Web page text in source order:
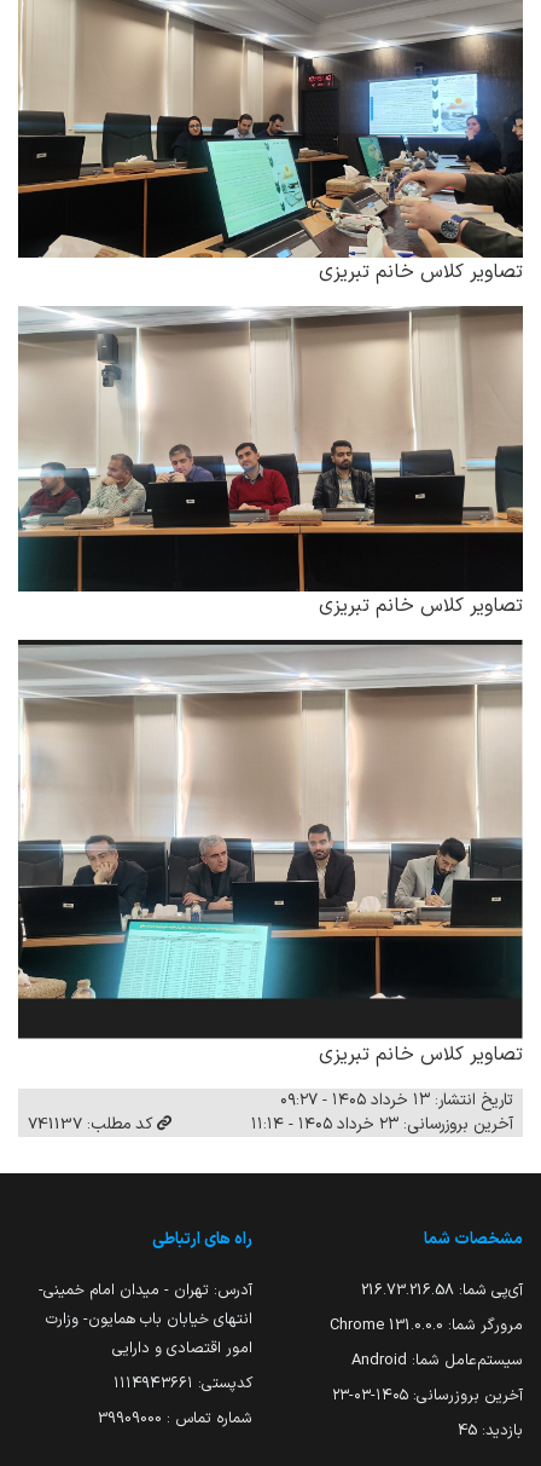
تصاویر کلاس خانم تبریزی
تصاویر کلاس خانم تبریزی
تصاویر کلاس خانم تبریزی
تاریخ انتشار: ۱۳ خرداد ۱۴۰۵ - ۰۹:۲۷
آخرین بروزرسانی: ۲۳ خرداد ۱۴۰۵ - ۱۱:۱۴
کد مطلب: 741137
مشخصات شما
آی‌پی شما: 216.73.216.58
مرورگر شما: 131.0.0.0 Chrome
سیستم‌عامل شما: Android
آخرین بروزرسانی: ۱۴۰۵-۰۳-۲۳
بازدید: 45
راه های ارتباطی
آدرس: تهران - میدان امام خمینی-
انتهای خیابان باب همایون- وزارت
امور اقتصادی و دارایی
کدپستی: ۱۱۱۴۹۴۳۶۶۱
شماره تماس : 39909000